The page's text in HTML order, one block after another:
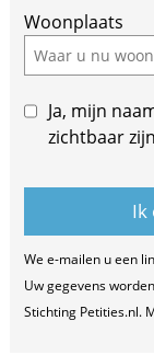
this
field
Woonplaats
Ja, mijn
zichtbaar
We e-mailen u een
Uw gegevens
Stichting Petities.nl.